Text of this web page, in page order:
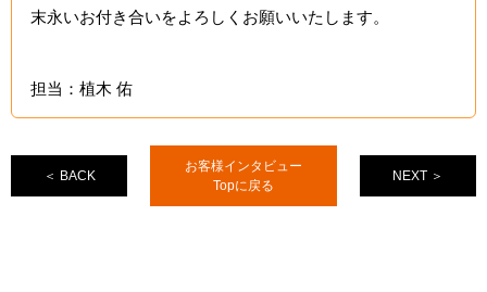
末永いお付き合いをよろしくお願いいたします。
担当：植木 佑
＜ BACK
お客様インタビュー
Topに戻る
NEXT ＞